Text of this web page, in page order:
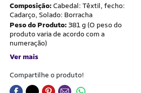
Composição: Cabedal: Têxtil, fecho:
Cadarço, Solado: Borracha
Peso do Produto: 381 g (O peso do
produto varia de acordo com a
numeração)
Ver mais
Compartilhe o produto!